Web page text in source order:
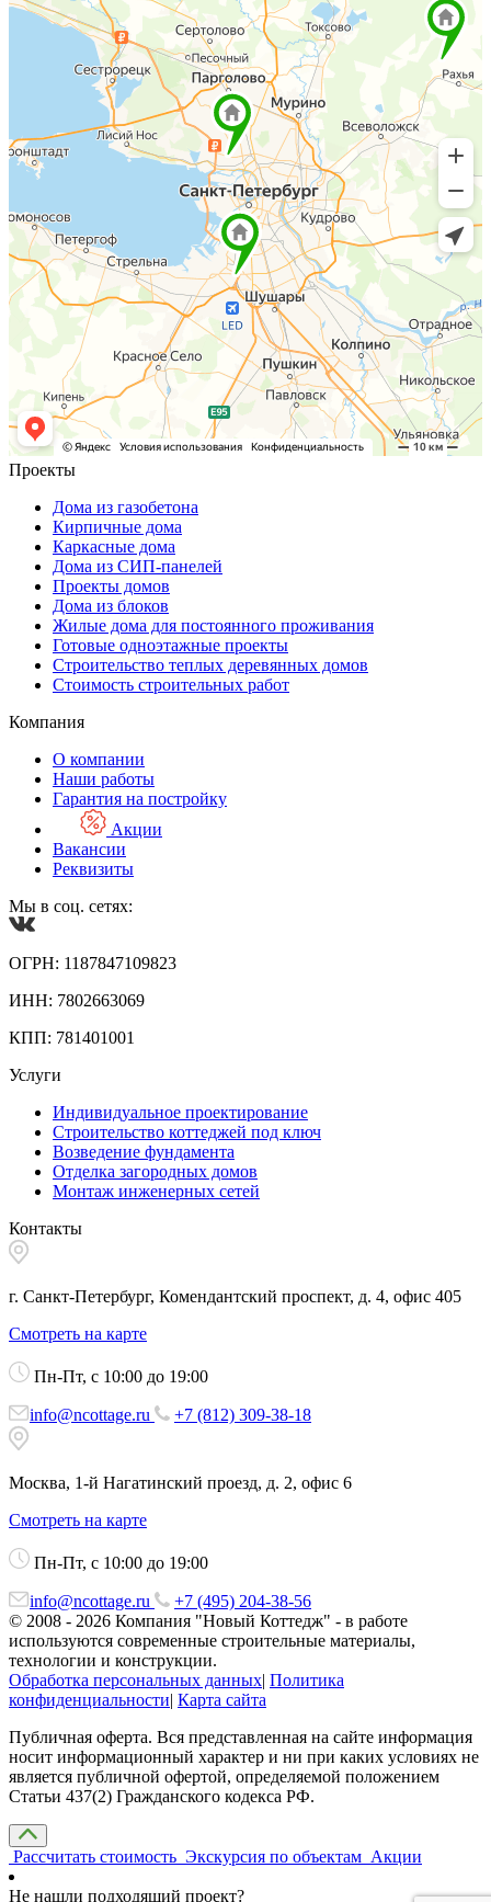
Проекты
Дома из газобетона
Кирпичные дома
Каркасные дома
Дома из СИП-панелей
Проекты домов
Дома из блоков
Жилые дома для постоянного проживания
Готовые одноэтажные проекты
Строительство теплых деревянных домов
Стоимость строительных работ
Компания
О компании
Наши работы
Гарантия на постройку
Акции
Вакансии
Реквизиты
Мы в соц. сетях:
ОГРН: 1187847109823
ИНН: 7802663069
КПП: 781401001
Услуги
Индивидуальное проектирование
Строительство коттеджей под ключ
Возведение фундамента
Отделка загородных домов
Монтаж инженерных сетей
Контакты
г. Санкт-Петербург, Комендантский проспект, д. 4, офис 405
Смотреть на карте
Пн-Пт, с 10:00 до 19:00
info@ncottage.ru +7 (812) 309-38-18
Москва, 1-й Нагатинский проезд, д. 2, офис 6
Смотреть на карте
Пн-Пт, с 10:00 до 19:00
info@ncottage.ru
+7 (495) 204-38-56
© 2008 - 2026 Компания "Новый Коттедж" - в работе
используются современные строительные материалы,
технологии и конструкции.
Обработка персональных данных| Политика
конфиденциальности| Карта сайта
Публичная оферта. Вся представленная на сайте информация
носит информационный характер и ни при каких условиях не
является публичной офертой, определяемой положением
Статьи 437(2) Гражданского кодекса РФ.
Рассчитать стоимость Экскурсия по объектам Акции
Не нашли подходящий проект?